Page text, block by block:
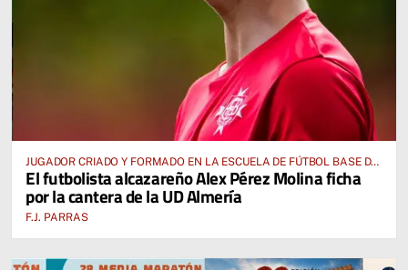
JUGADOR CRIADO Y FORMADO EN LA ESCUELA DE FÚTBOL BASE DE
ALCÁZAR DE SAN JUAN
El futbolista alcazareño Alex Pérez Molina ficha
por la cantera de la UD Almería
F.J. PARRAS